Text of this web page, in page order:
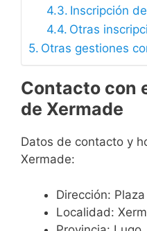
Inscripción
Otras
Otras gestiones
Contacto con
de Xermade
Datos de contacto y
Xermade:
Dirección:
Localidad: